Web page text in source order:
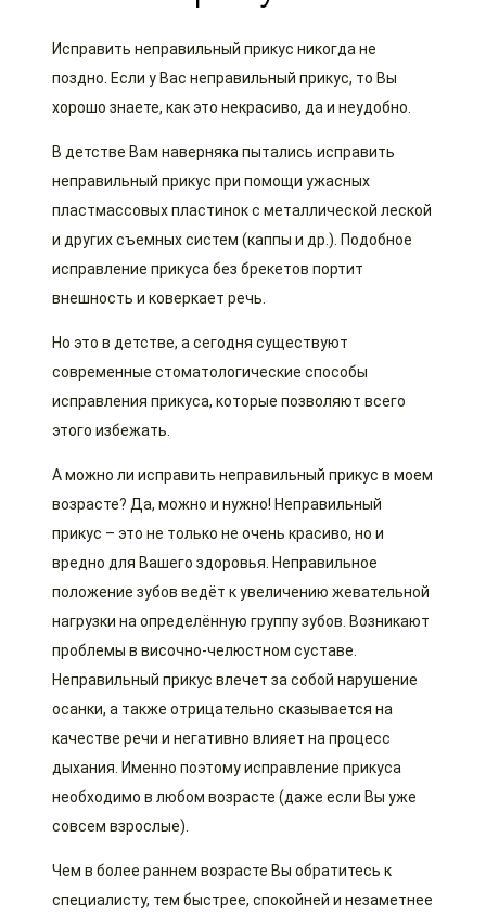
Исправить неправильный прикус никогда не
поздно. Если у Вас неправильный прикус, то Вы
хорошо знаете, как это некрасиво, да и неудобно.
В детстве Вам наверняка пытались исправить
неправильный прикус при помощи ужасных
пластмассовых пластинок с металлической леской
и других съемных систем (каппы и др.). Подобное
исправление прикуса без брекетов портит
внешность и коверкает речь.
Но это в детстве, а сегодня существуют
современные стоматологические способы
исправления прикуса, которые позволяют всего
этого избежать.
А можно ли исправить неправильный прикус в моем
возрасте? Да, можно и нужно! Неправильный
прикус – это не только не очень красиво, но и
вредно для Вашего здоровья. Неправильное
положение зубов ведёт к увеличению жевательной
нагрузки на определённую группу зубов. Возникают
проблемы в височно-челюстном суставе.
Неправильный прикус влечет за собой нарушение
осанки, а также отрицательно сказывается на
качестве речи и негативно влияет на процесс
дыхания. Именно поэтому исправление прикуса
необходимо в любом возрасте (даже если Вы уже
совсем взрослые).
Чем в более раннем возрасте Вы обратитесь к
специалисту, тем быстрее, спокойней и незаметнее